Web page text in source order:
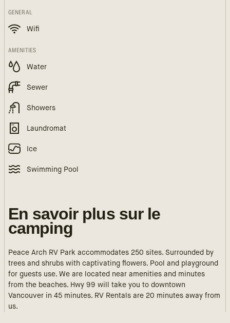
GENERAL
Wifi
AMENITIES
Water
Sewer
Showers
Laundromat
Ice
Swimming Pool
En savoir plus sur le
camping
Peace Arch RV Park accommodates 250 sites. Surrounded by
trees and shrubs with captivating flowers. Pool and playground
for guests use. We are located near amenities and minutes
from the beaches. Hwy 99 will take you to downtown
Vancouver in 45 minutes. RV Rentals are 20 minutes away from
us.